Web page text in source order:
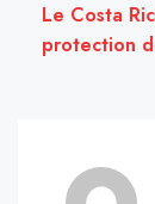
Le Costa
protection